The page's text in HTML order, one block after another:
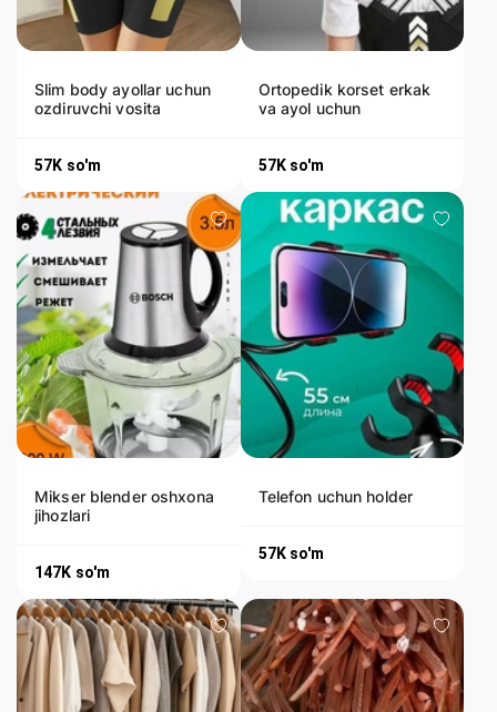
Slim body ayollar uchun
ozdiruvchi vosita
57K so'm
Ortopedik korset erkak
va ayol uchun
57K so'm
Mikser blender oshxona
jihozlari
147K so'm
Telefon uchun holder
57K so'm